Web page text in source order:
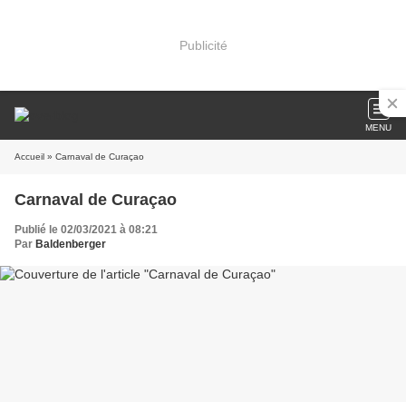
Publicité
MENU
Accueil » Carnaval de Curaçao
Carnaval de Curaçao
Publié le 02/03/2021 à 08:21
Par Baldenberger